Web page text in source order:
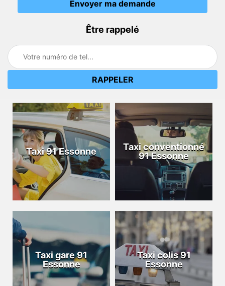
Être rappelé
Taxi 91 Essonne
Taxi conventionné
91 Essonne
Taxi gare 91
Essonne
Taxi colis 91
Essonne